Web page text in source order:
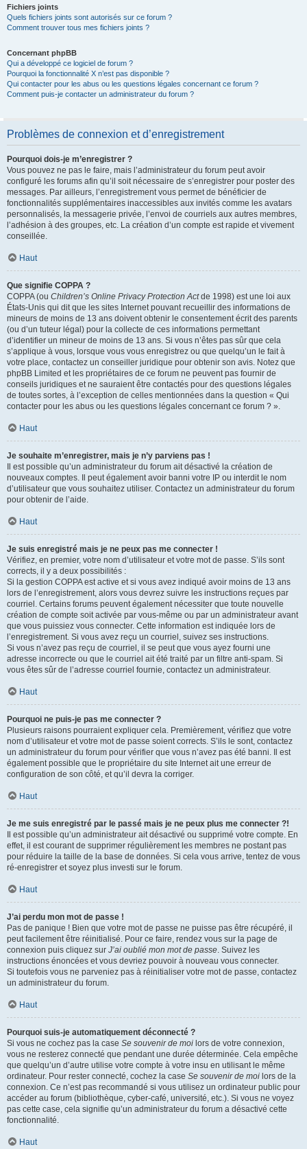
Fichiers joints
Quels fichiers joints sont autorisés sur ce forum ?
Comment trouver tous mes fichiers joints ?
Concernant phpBB
Qui a développé ce logiciel de forum ?
Pourquoi la fonctionnalité X n’est pas disponible ?
Qui contacter pour les abus ou les questions légales concernant ce forum ?
Comment puis-je contacter un administrateur du forum ?
Problèmes de connexion et d’enregistrement
Pourquoi dois-je m’enregistrer ?
Vous pouvez ne pas le faire, mais l’administrateur du forum peut avoir
configuré les forums afin qu’il soit nécessaire de s’enregistrer pour poster des
messages. Par ailleurs, l’enregistrement vous permet de bénéficier de
fonctionnalités supplémentaires inaccessibles aux invités comme les avatars
personnalisés, la messagerie privée, l’envoi de courriels aux autres membres,
l’adhésion à des groupes, etc. La création d’un compte est rapide et vivement
conseillée.
Haut
Que signifie COPPA ?
COPPA (ou Children’s Online Privacy Protection Actde 1998) est une loi aux
États-Unis qui dit que les sites Internet pouvant recueillir des informations de
mineurs de moins de 13 ans doivent obtenir le consentement écrit des parents
(ou d’un tuteur légal) pour la collecte de ces informations permettant
d’identifier un mineur de moins de 13 ans. Si vous n’êtes pas sûr que cela
s’applique à vous, lorsque vous vous enregistrez ou que quelqu’un le fait à
votre place, contactez un conseiller juridique pour obtenir son avis. Notez que
phpBB Limited et les propriétaires de ce forum ne peuvent pas fournir de
conseils juridiques et ne sauraient être contactés pour des questions légales
de toutes sortes, à l’exception de celles mentionnées dans la question « Qui
contacter pour les abus ou les questions légales concernant ce forum ? ».
Haut
Je souhaite m’enregistrer, mais je n’y parviens pas !
Il est possible qu’un administrateur du forum ait désactivé la création de
nouveaux comptes. Il peut également avoir banni votre IP ou interdit le nom
d’utilisateur que vous souhaitez utiliser. Contactez un administrateur du forum
pour obtenir de l’aide.
Haut
Je suis enregistré mais je ne peux pas me connecter !
Vérifiez, en premier, votre nom d’utilisateur et votre mot de passe. S’ils sont
corrects, il y a deux possibilités :
Si la gestion COPPA est active et si vous avez indiqué avoir moins de 13 ans
lors de l’enregistrement, alors vous devrez suivre les instructions reçues par
courriel. Certains forums peuvent également nécessiter que toute nouvelle
création de compte soit activée par vous-même ou par un administrateur avant
que vous puissiez vous connecter. Cette information est indiquée lors de
l’enregistrement. Si vous avez reçu un courriel, suivez ses instructions.
Si vous n’avez pas reçu de courriel, il se peut que vous ayez fourni une
adresse incorrecte ou que le courriel ait été traité par un filtre anti-spam. Si
vous êtes sûr de l’adresse courriel fournie, contactez un administrateur.
Haut
Pourquoi ne puis-je pas me connecter ?
Plusieurs raisons pourraient expliquer cela. Premièrement, vérifiez que votre
nom d’utilisateur et votre mot de passe soient corrects. S’ils le sont, contactez
un administrateur du forum pour vérifier que vous n’avez pas été banni. Il est
également possible que le propriétaire du site Internet ait une erreur de
configuration de son côté, et qu’il devra la corriger.
Haut
Je me suis enregistré par le passé mais je ne peux plus me connecter ?!
Il est possible qu’un administrateur ait désactivé ou supprimé votre compte. En
effet, il est courant de supprimer régulièrement les membres ne postant pas
pour réduire la taille de la base de données. Si cela vous arrive, tentez de vous
ré-enregistrer et soyez plus investi sur le forum.
Haut
J’ai perdu mon mot de passe !
Pas de panique ! Bien que votre mot de passe ne puisse pas être récupéré, il
peut facilement être réinitialisé. Pour ce faire, rendez vous sur la page de
connexion puis cliquez sur J’ai oublié mon mot de passe. Suivez les
instructions énoncées et vous devriez pouvoir à nouveau vous connecter.
Si toutefois vous ne parveniez pas à réinitialiser votre mot de passe, contactez
un administrateur du forum.
Haut
Pourquoi suis-je automatiquement déconnecté ?
Si vous ne cochez pas la case Se souvenir de moi lors de votre connexion,
vous ne resterez connecté que pendant une durée déterminée. Cela empêche
que quelqu’un d’autre utilise votre compte à votre insu en utilisant le même
ordinateur. Pour rester connecté, cochez la case Se souvenir de moi lors de la
connexion. Ce n’est pas recommandé si vous utilisez un ordinateur public pour
accéder au forum (bibliothèque, cyber-café, université, etc.). Si vous ne voyez
pas cette case, cela signifie qu’un administrateur du forum a désactivé cette
fonctionnalité.
Haut